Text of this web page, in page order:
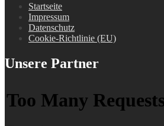
Startseite
Impressum
Datenschutz
Cookie-Richtlinie (EU)
Unsere Partner